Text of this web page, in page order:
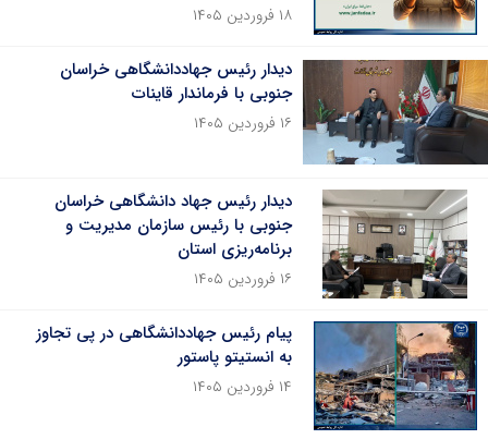
۱۸ فروردین ۱۴۰۵
دیدار رئیس جهاددانشگاهی خراسان
جنوبی با فرماندار قاینات
۱۶ فروردین ۱۴۰۵
دیدار رئیس جهاد دانشگاهی خراسان
جنوبی با رئیس سازمان مدیریت و
برنامه‌ریزی استان
۱۶ فروردین ۱۴۰۵
پیام رئیس جهاددانشگاهی در پی تجاوز
به انستیتو پاستور
۱۴ فروردین ۱۴۰۵